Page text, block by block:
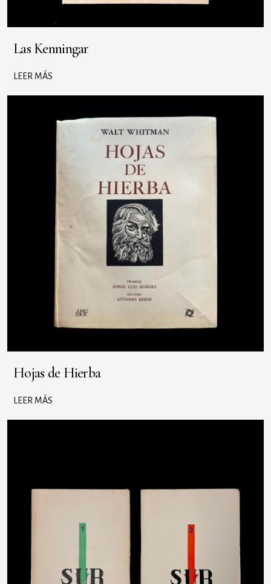
Las Kenningar
LEER MÁS
Hojas de Hierba
LEER MÁS